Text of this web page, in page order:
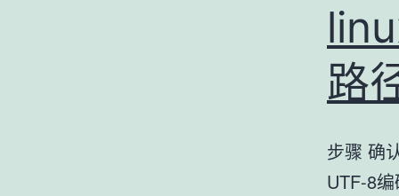
路
步骤 确
UTF-8